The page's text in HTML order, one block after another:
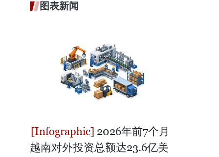
图表新闻
2026年前7个月
越南对外投资总额达23.6亿美